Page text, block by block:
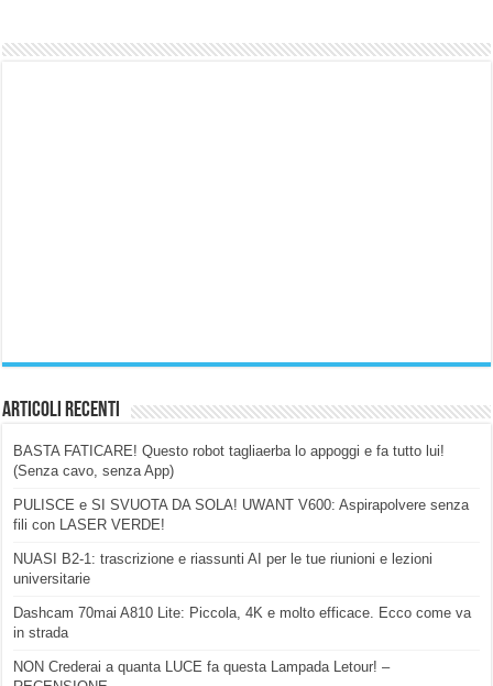
Articoli Recenti
BASTA FATICARE! Questo robot tagliaerba lo appoggi e fa tutto lui!
(Senza cavo, senza App)
PULISCE e SI SVUOTA DA SOLA! UWANT V600: Aspirapolvere senza
fili con LASER VERDE!
NUASI B2-1: trascrizione e riassunti AI per le tue riunioni e lezioni
universitarie
Dashcam 70mai A810 Lite: Piccola, 4K e molto efficace. Ecco come va
in strada
NON Crederai a quanta LUCE fa questa Lampada Letour! –